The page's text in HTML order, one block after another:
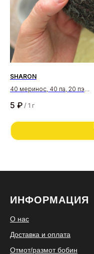
SHARON
40 меринос, 40 па, 20 пэ
5 ₽ / 1 г
ИНФОРМАЦИЯ
О нас
Доставка и оплата
Отмот/размот бобин